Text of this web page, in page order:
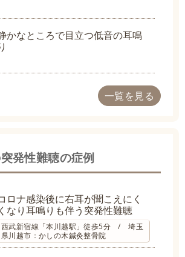
かなところで目立つ低音の耳鳴
一覧を見る
発性難聴の症例
ロナ感染後に右耳が聞こえにく
くなり耳鳴りも伴う突発性難聴
西武新宿線「本川越駅」徒歩5分 / 埼玉
県川越市：かしの木鍼灸整骨院